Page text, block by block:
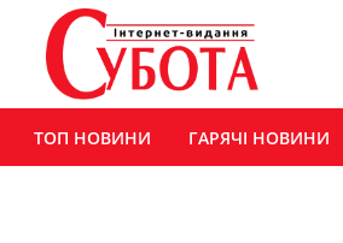
ТОП НОВИНИ ГАРЯЧІ НОВИНИ